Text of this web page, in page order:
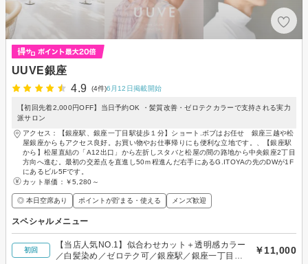
UUVE銀座
4.9
(4件)6月12日掲載開始
【初回先着2,000円OFF】当日予約OK ・髪質改善・ゼロテクカラーで支持される実力
派サロン
アクセス：【銀座駅、銀座一丁目駅徒歩１分】ショート.ボブはお任せ 銀座三越や松
屋銀座からもアクセス良好。お買い物やお仕事帰りにも便利な立地です。、【銀座駅
から】松屋直結の「A12出口」から左折しスタバと松屋の間の路地から中央銀座2丁目
方向へ進む。最初の交差点を直進し50ｍ程進んだ右手にあるG.ITOYAの先のDWが1F
にあるビル5Fです。
カット単価： ￥5,280～
◎ 本日空席あり ポイントが貯まる・使える メンズ歓迎
スペシャルメニュー
初回
【当店人気NO.1】似合わせカット＋透明感カラー
／白髪染め／ゼロテク可／銀座駅／銀座一丁目駅
￥11,000